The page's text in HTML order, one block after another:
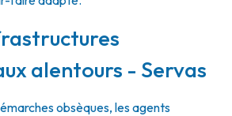
alentours - Servas
obsèques, les agents